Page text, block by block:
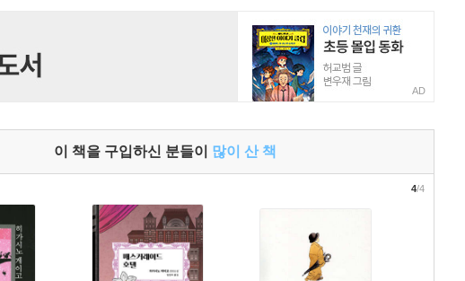
AD
이 책을 구입하신 분들이 많이 산 책
4/4